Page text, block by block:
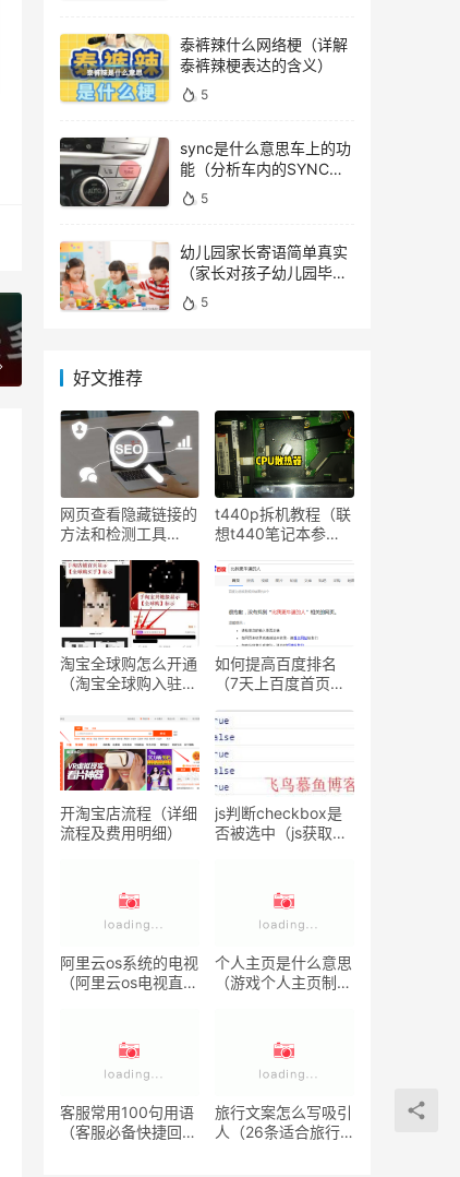
泰裤辣什么网络梗（详解
泰裤辣梗表达的含义）
5
sync是什么意思车上的功
能（分析车内的SYNC功
能）5
幼儿园家长寄语简单真实
（家长对孩子幼儿园毕业
寄语）
5
好文推荐
网页查看隐藏链接的
方法和检测工具
的方法）
t440p拆机教程（联
想t440笔记本参
淘宝全球购怎么开通
（淘宝全球购入驻流
如何提高百度排名
（7天上百度首页的
开淘宝店流程（详细
流程及费用明细）
js判断checkbox是
否被选中（js获取复
阿里云os系统的电视
（阿里云os电视直播
个人主页是什么意思
（游戏个人主页制
客服常用100句用语
（客服必备快捷回复
旅行文案怎么写吸引
人（26条适合旅行